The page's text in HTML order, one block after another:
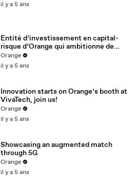
il y a 5 ans
Entité d’investissement en capital-
risque d’Orange qui ambitionne de
soutenir les futurs champions
technologiques mondiaux, de favoriser
l'innovation en Afrique et Moyen-
modèles commerciaux responsables
et durables
Orange
il y a 5 ans
Innovation starts on Orange’s booth at
VivaTech, join us!
Orange
il y a 5 ans
Showcasing an augmented match
through 5G
Orange
il y a 5 ans